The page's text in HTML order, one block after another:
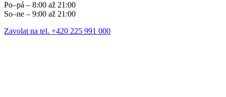
Po–pá – 8:00 až 21:00
So–ne – 9:00 až 21:00
Zavolat na tel. +420 225 991 000